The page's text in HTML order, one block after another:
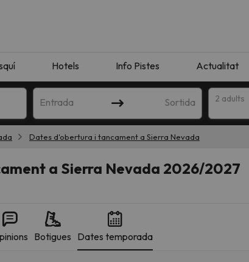
Hotels Info Pistes Actualitat
Entrada Sortida 2 adults
Dates d'obertura i tancament a Sierra Nevada
a Sierra Nevada 2026/2027
Botigues Dates temporada